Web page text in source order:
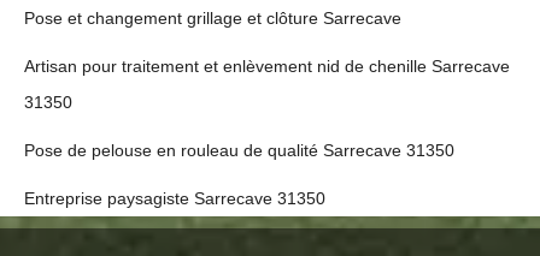
Pose et changement grillage et clôture Sarrecave
Artisan pour traitement et enlèvement nid de chenille Sarrecave
31350
Pose de pelouse en rouleau de qualité Sarrecave 31350
Entreprise paysagiste Sarrecave 31350